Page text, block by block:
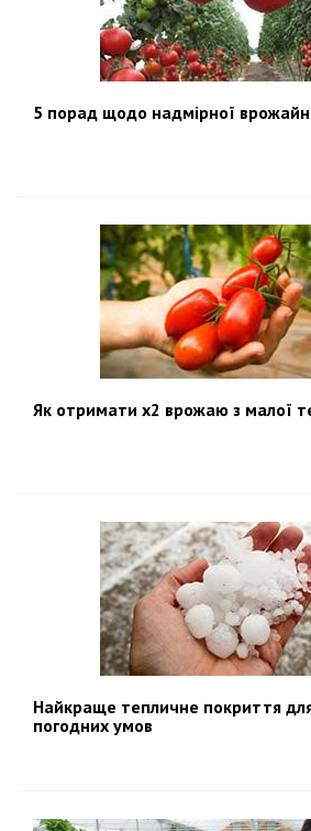
5 порад щодо надмірної
Як отримати х2 врожаю з малої
Найкраще тепличне покриття
погодних умов